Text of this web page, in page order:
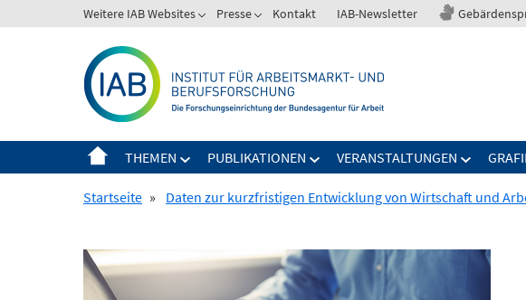
zum
Weitere IAB Websites Presse Kontakt IAB-Newsletter
THEMEN PUBLIKATIONEN VERANSTALTUNGEN
Startseite » Daten zur kurzfristigen Entwicklung von Wirtschaft und